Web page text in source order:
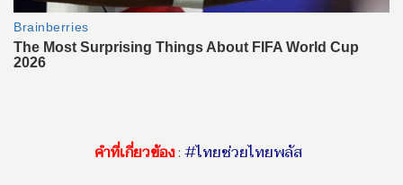
คำที่เกี่ยวข้อง:#ไทยช่วยไทยพลัส